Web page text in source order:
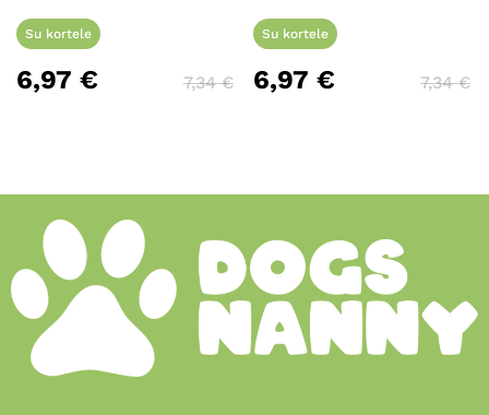
Su kortele
6,97 € 7,34€
Su kortele
6,97€ 7,34€